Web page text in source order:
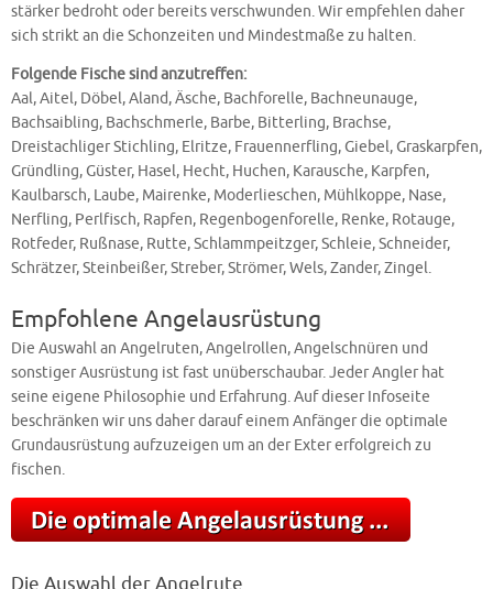
stärker bedroht oder bereits verschwunden. Wir empfehlen daher
sich strikt an die Schonzeiten und Mindestmaße zu halten.
Folgende Fische sind anzutreffen:
Aal, Aitel, Döbel, Aland, Äsche, Bachforelle, Bachneunauge,
Bachsaibling, Bachschmerle, Barbe, Bitterling, Brachse,
Dreistachliger Stichling, Elritze, Frauennerfling, Giebel, Graskarpfen,
Gründling, Güster, Hasel, Hecht, Huchen, Karausche, Karpfen,
Kaulbarsch, Laube, Mairenke, Moderlieschen, Mühlkoppe, Nase,
Nerfling, Perlfisch, Rapfen, Regenbogenforelle, Renke, Rotauge,
Rotfeder, Rußnase, Rutte, Schlammpeitzger, Schleie, Schneider,
Schrätzer, Steinbeißer, Streber, Strömer, Wels, Zander, Zingel.
Empfohlene Angelausrüstung
Die Auswahl an Angelruten, Angelrollen, Angelschnüren und
sonstiger Ausrüstung ist fast unüberschaubar. Jeder Angler hat
seine eigene Philosophie und Erfahrung. Auf dieser Infoseite
beschränken wir uns daher darauf einem Anfänger die optimale
Grundausrüstung aufzuzeigen um an der Exter erfolgreich zu
fischen.
Die Auswahl der Angelrute